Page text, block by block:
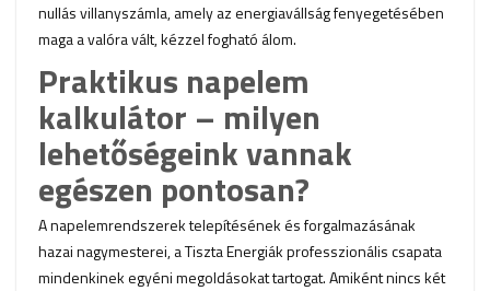
nullás villanyszámla, amely az energiavállság fenyegetésében
maga a valóra vált, kézzel fogható álom.
Praktikus napelem
kalkulátor – milyen
lehetőségeink vannak
egészen pontosan?
A napelemrendszerek telepítésének és forgalmazásának
hazai nagymesterei, a Tiszta Energiák professzionális csapata
mindenkinek egyéni megoldásokat tartogat. Amiként nincs két